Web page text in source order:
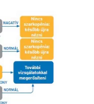
al. Sarcopenia: revised
Age Aging 2019; 48: